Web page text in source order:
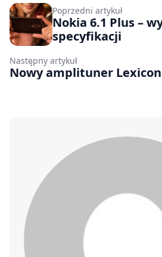
Poprzedni artykuł
Nokia 6.1 Plus –
specyfikacji
Następny artykuł
Nowy amplituner Lexicon